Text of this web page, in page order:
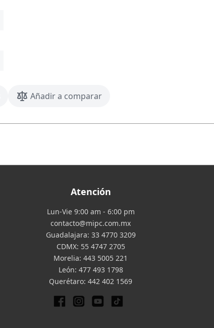
Añadir a comparar
Atención
Lun-Vie 9:00 am - 6:00 pm
contacto@mipc.com.mx
Guadalajara: 33 4770 3209
CDMX: 55 4747 2705
Morelia: 443 5005 221
León: 477 493 1798
Querétaro: 442 402 1569